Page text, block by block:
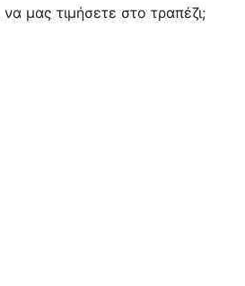
μας τιμήσετε στο τραπέζι;